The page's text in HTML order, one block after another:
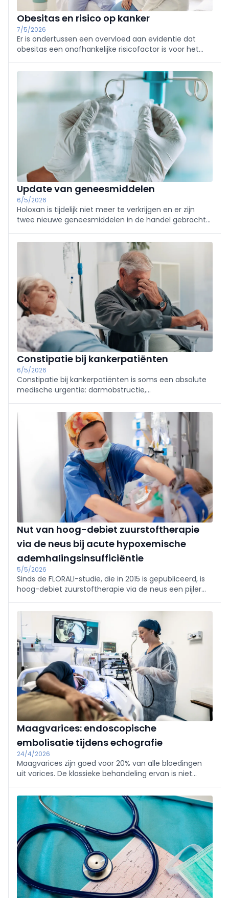
Obesitas en risico op kanker
7/5/2026
Er is ondertussen een overvloed aan evidentie dat
obesitas een onafhankelijke risicofactor is voor het
Update van geneesmiddelen
6/5/2026
Holoxan is tijdelijk niet meer te verkrijgen en er zijn
twee nieuwe geneesmiddelen in de handel gebracht
lymfoom en borstkanker.
Constipatie bij kankerpatiënten
6/5/2026
Constipatie bij kankerpatiënten is soms een absolute
medische urgentie: darmobstructie,
de alarmsignalen? Hoe moet u erop reageren?
Nut van hoog-debiet zuurstoftherapie
via de neus bij acute hypoxemische
ademhalingsinsufficiëntie
5/5/2026
Sinds de FLORALI-studie, die in 2015 is gepubliceerd, is
hoog-debiet zuurstoftherapie via de neus een pijler
ondersteuning van patiënten met een acute
hypoxemische ademhalingsinsufficiëntie.
Maagvarices: endoscopische
embolisatie tijdens echografie
24/4/2026
Maagvarices zijn goed voor 20% van alle bloedingen
uit varices. De klassieke behandeling ervan is niet
hemostatische coils worden geïnjecteerd tijdens een
echografie.